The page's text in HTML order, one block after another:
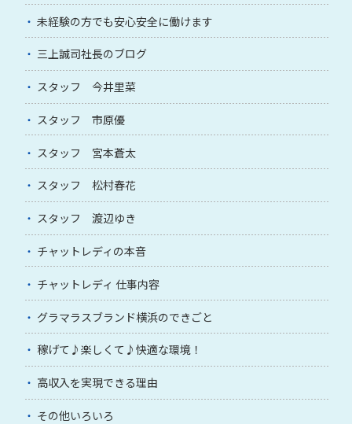
未経験の方でも安心安全に働けます
三上誠司社長のブログ
スタッフ 今井里菜
スタッフ 市原優
スタッフ 宮本蒼太
スタッフ 松村春花
スタッフ 渡辺ゆき
チャットレディの本音
チャットレディ 仕事内容
グラマラスブランド横浜のできごと
稼げて♪楽しくて♪快適な環境！
高収入を実現できる理由
その他いろいろ